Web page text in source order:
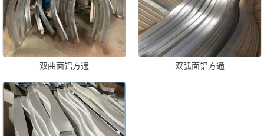
双曲面铝方通 双弧面铝方通